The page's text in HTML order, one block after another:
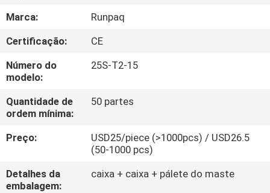
EXCURSÃO
DA
FÁBRICA
CONTROLE
DA
QUALIDADE
CONTACTE-
Marca:
Runpaq
Certificação:
CE
Número do
modelo:
25S-T2-15
Quantidade de
ordem mínima:
50 partes
Preço:
USD25/piece (>1000pcs) / USD26.5
(50-1000 pcs)
Detalhes da
embalagem:
caixa + caixa + pálete do maste